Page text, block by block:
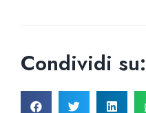
Condividi su: